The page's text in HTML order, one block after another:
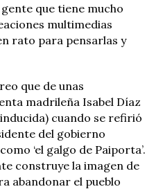
que tiene mucho
multimedias
rato para pensarlas y
que de unas
madrileña Isabel Díaz
cuando se refirió
del gobierno
‘el galgo de Paiporta’.
construye la imagen de
abandonar el pueblo